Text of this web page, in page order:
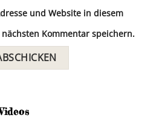
und Website in diesem
Kommentar speichern.